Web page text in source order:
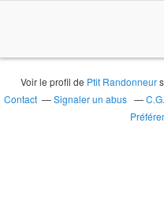
Voir le profil de Ptit Randonneur
Contact
Signaler un abus